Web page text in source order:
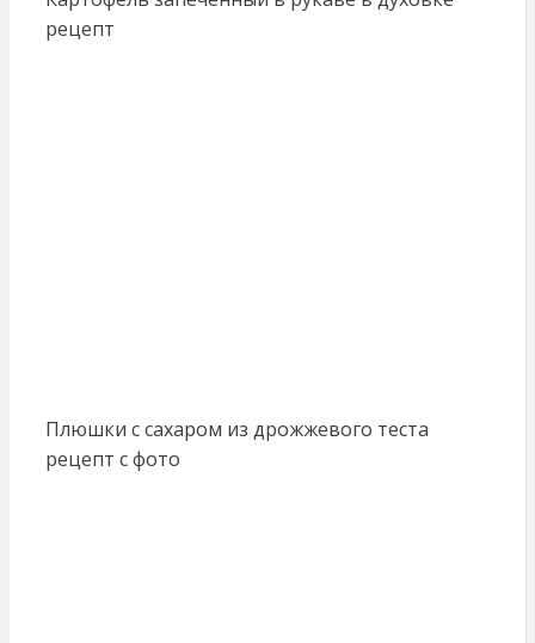
рецепт
Плюшки с сахаром из дрожжевого теста
рецепт с фото